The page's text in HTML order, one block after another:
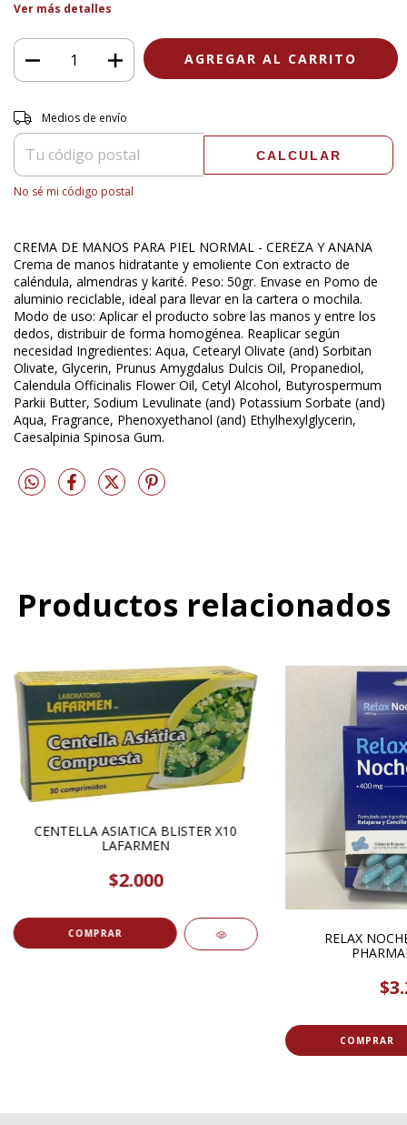
Ver más detalles
Entregas para el CP:
Medios de envío
CALCULAR
No sé mi código postal
CREMA DE MANOS PARA PIEL NORMAL - CEREZA Y ANANA
Crema de manos hidratante y emoliente Con extracto de
caléndula, almendras y karité. Peso: 50gr. Envase en Pomo de
aluminio reciclable, ideal para llevar en la cartera o mochila.
Modo de uso: Aplicar el producto sobre las manos y entre los
dedos, distribuir de forma homogénea. Reaplicar según
necesidad Ingredientes: Aqua, Cetearyl Olivate (and) Sorbitan
Olivate, Glycerin, Prunus Amygdalus Dulcis Oil, Propanediol,
Calendula Officinalis Flower Oil, Cetyl Alcohol, Butyrospermum
Parkii Butter, Sodium Levulinate (and) Potassium Sorbate (and)
Aqua, Fragrance, Phenoxyethanol (and) Ethylhexylglycerin,
Caesalpinia Spinosa Gum.
Productos relacionados
CENTELLA ASIATICA BLISTER X10
LAFARMEN
$2.000
RELAX